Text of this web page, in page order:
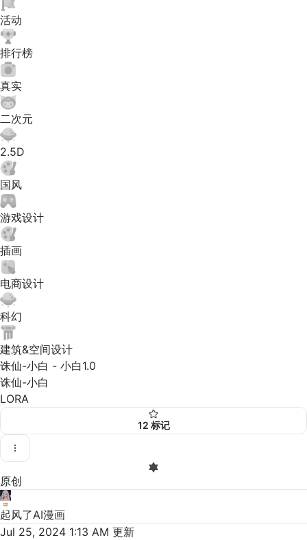
活动
排行榜
真实
二次元
2.5D
国风
游戏设计
插画
电商设计
科幻
建筑&空间设计
诛仙-小白 - 小白1.0
诛仙-小白
LORA
12 标记
原创
起风了AI漫画
Jul 25, 2024 1:13 AM 更新